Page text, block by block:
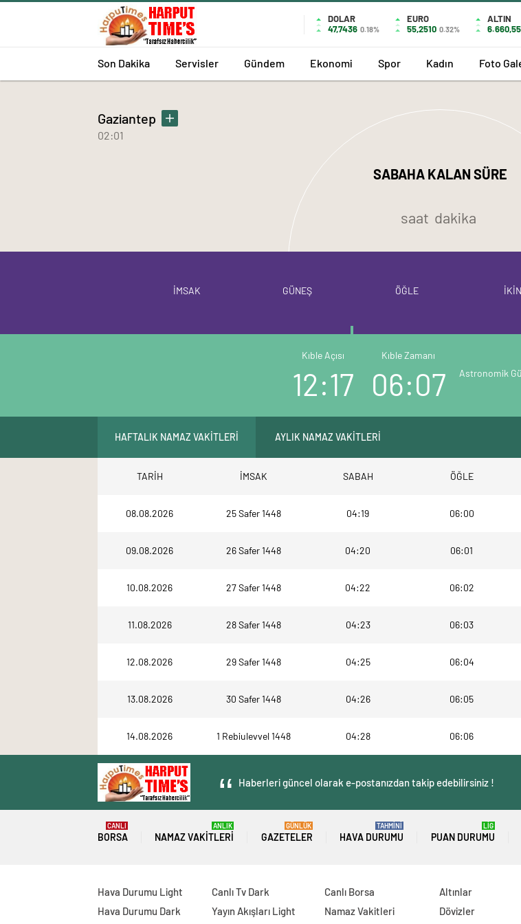
DOLAR
47,7436 0.18%
EURO
55,2510 0.32%
ALTIN
6.660,55
Son Dakika Servisler Gündem Ekonomi Spor Kadın Foto
Gaziantep
02:01
SABAHA KALAN SÜRE
saat dakika
İMSAK GÜNEŞ ÖĞLE
Kıble Açısı
12:17
Kıble Zamanı
06:07 Astronomik
HAFTALIK NAMAZ VAKİTLERİ AYLIK NAMAZ VAKİTLERİ
TARİH İMSAK SABAH ÖĞLE
08.08.2026 25 Safer 1448 04:19 06:00
09.08.2026 26 Safer 1448 04:20 06:01
10.08.2026 27 Safer 1448 04:22 06:02
11.08.2026 28 Safer 1448 04:23 06:03
12.08.2026 29 Safer 1448 04:25 06:04
13.08.2026 30 Safer 1448 04:26 06:05
14.08.2026 1 Rebiulevvel 1448 04:28 06:06
Haberleri güncel olarak e-postanızdan takip edebilirsiniz !
BORSA
CANLI
NAMAZ VAKITLERI
ANLIK
GAZETELER
GÜNLÜK
HAVA DURUMU
TAHMİNİ
PUAN DURUMU
LİG
Hava Durumu Light
Hava Durumu Dark
Canlı Tv Dark
Yayın Akışları Light
Canlı Borsa
Namaz Vakitleri
Altınlar
Dövizler